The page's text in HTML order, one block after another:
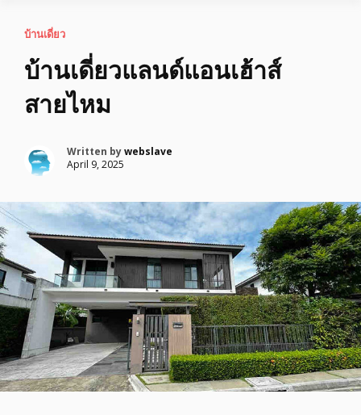
บ้านเดี่ยว
บ้านเดี่ยวแลนด์แอนเฮ้าส์
สายไหม
Written bywebslave
April 9, 2025